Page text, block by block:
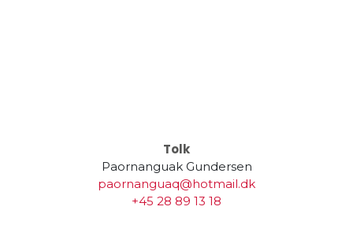
Tolk
Paornanguak Gundersen
paornanguaq@hotmail.dk
+45 28 89 13 18